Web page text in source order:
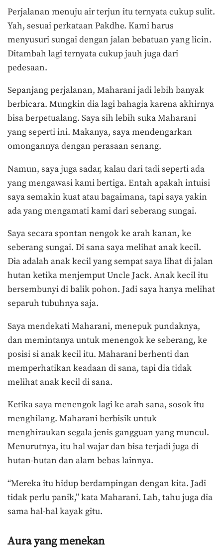
Perjalanan menuju air terjun itu ternyata cukup sulit.
Yah, sesuai perkataan Pakdhe. Kami harus
menyusuri sungai dengan jalan bebatuan yang licin.
Ditambah lagi ternyata cukup jauh juga dari
pedesaan.
Sepanjang perjalanan, Maharani jadi lebih banyak
berbicara. Mungkin dia lagi bahagia karena akhirnya
bisa berpetualang. Saya sih lebih suka Maharani
yang seperti ini. Makanya, saya mendengarkan
omongannya dengan perasaan senang.
Namun, saya juga sadar, kalau dari tadi seperti ada
yang mengawasi kami bertiga. Entah apakah intuisi
saya semakin kuat atau bagaimana, tapi saya yakin
ada yang mengamati kami dari seberang sungai.
Saya secara spontan nengok ke arah kanan, ke
seberang sungai. Di sana saya melihat anak kecil.
Dia adalah anak kecil yang sempat saya lihat di jalan
hutan ketika menjemput Uncle Jack. Anak kecil itu
bersembunyi di balik pohon. Jadi saya hanya melihat
separuh tubuhnya saja.
Saya mendekati Maharani, menepuk pundaknya,
dan memintanya untuk menengok ke seberang, ke
posisi si anak kecil itu. Maharani berhenti dan
memperhatikan keadaan di sana, tapi dia tidak
melihat anak kecil di sana.
Ketika saya menengok lagi ke arah sana, sosok itu
menghilang. Maharani berbisik untuk
menghiraukan segala jenis gangguan yang muncul.
Menurutnya, itu hal wajar dan bisa terjadi juga di
hutan-hutan dan alam bebas lainnya.
“Mereka itu hidup berdampingan dengan kita. Jadi
tidak perlu panik,” kata Maharani. Lah, tahu juga dia
sama hal-hal kayak gitu.
Aura yang menekan